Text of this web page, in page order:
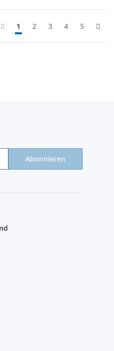
1 2 3 4 5
Abonnieren